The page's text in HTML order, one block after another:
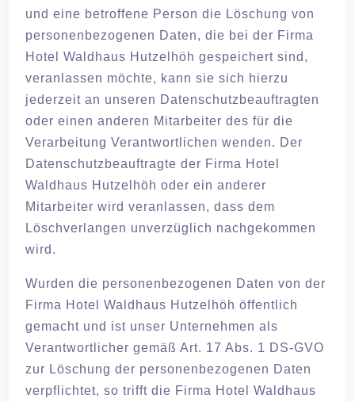
und eine betroffene Person die Löschung von
personenbezogenen Daten, die bei der Firma
Hotel Waldhaus Hutzelhöh gespeichert sind,
veranlassen möchte, kann sie sich hierzu
jederzeit an unseren Datenschutzbeauftragten
oder einen anderen Mitarbeiter des für die
Verarbeitung Verantwortlichen wenden. Der
Datenschutzbeauftragte der Firma Hotel
Waldhaus Hutzelhöh oder ein anderer
Mitarbeiter wird veranlassen, dass dem
Löschverlangen unverzüglich nachgekommen
wird.
Wurden die personenbezogenen Daten von der
Firma Hotel Waldhaus Hutzelhöh öffentlich
gemacht und ist unser Unternehmen als
Verantwortlicher gemäß Art. 17 Abs. 1 DS-GVO
zur Löschung der personenbezogenen Daten
verpflichtet, so trifft die Firma Hotel Waldhaus